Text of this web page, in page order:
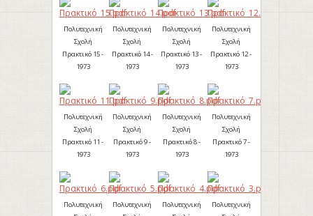
Πολυτεχνική
Σχολή
Πρακτικό 15 -
1973
Πολυτεχνική
Σχολή
Πρακτικό 14 -
1973
Πολυτεχνική
Σχολή
Πρακτικό 13 -
1973
Πολυτεχνική
Σχολή
Πρακτικό 12 -
1973
Πολυτεχνική
Σχολή
Πρακτικό 11 -
1973
Πολυτεχνική
Σχολή
Πρακτικό 9 -
1973
Πολυτεχνική
Σχολή
Πρακτικό 8 -
1973
Πολυτεχνική
Σχολή
Πρακτικό 7 -
1973
Πολυτεχνική
Πολυτεχνική
Πολυτεχνική
Πολυτεχνική